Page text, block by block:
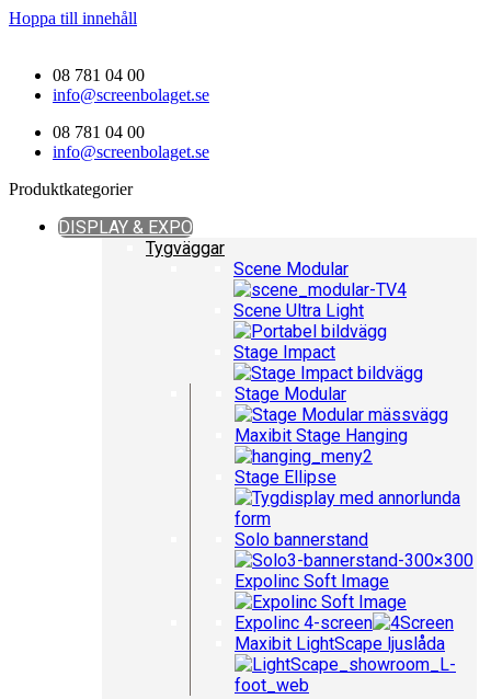
Hoppa till innehåll
08 781 04 00
info@screenbolaget.se
08 781 04 00
info@screenbolaget.se
Produktkategorier
DISPLAY & EXPO
Tygväggar
Scene Modular
Scene Ultra Light
Stage Impact
Stage Modular
Maxibit Stage Hanging
Stage Ellipse
Solo bannerstand
Expolinc Soft Image
Expolinc 4-screen
Maxibit LightScape ljuslåda